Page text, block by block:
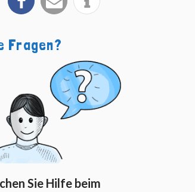
Fragen?
Sie Hilfe beim